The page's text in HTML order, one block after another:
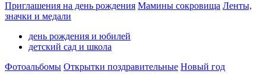
Приглашения на день рождения Мамины сокровища Ленты,
значки и медали
день рождения и юбилей
детский сад и школа
Фотоальбомы Открытки поздравительные Новый год